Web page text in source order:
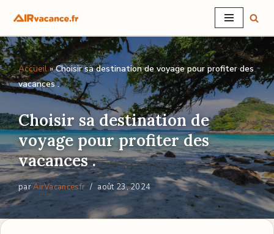
Aller
au
contenu
Accueil»Choisir sa destination de voyage pour profiter des
vacances .
Choisir sa destination de
voyage pour profiter des
vacances .
parAirVacancesfr août 23, 2024